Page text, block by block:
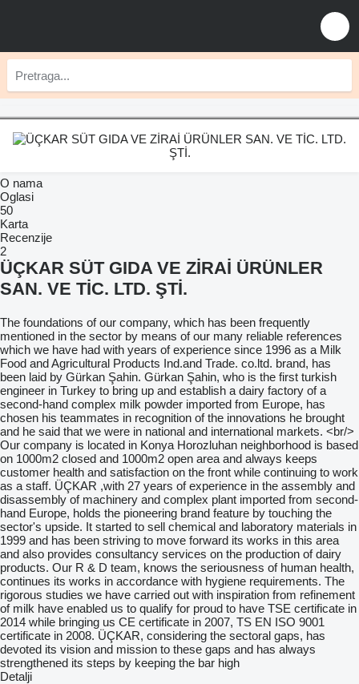
O nama
Oglasi
50
Karta
Recenzije
2
ÜÇKAR SÜT GIDA VE ZİRAİ ÜRÜNLER
SAN. VE TİC. LTD. ŞTİ.
The foundations of our company, which has been frequently
mentioned in the sector by means of our many reliable references
which we have had with years of experience since 1996 as a Milk
Food and Agricultural Products Ind.and Trade. co.ltd. brand, has
been laid by Gürkan Şahin. Gürkan Şahin, who is the first turkish
engineer in Turkey to bring up and establish a dairy factory of a
second-hand complex milk powder imported from Europe, has
chosen his teammates in recognition of the innovations he brought
and he said that we were in national and international markets. <br/>
Our company is located in Konya Horozluhan neighborhood is based
on 1000m2 closed and 1000m2 open area and always keeps
customer health and satisfaction on the front while continuing to work
as a staff. ÜÇKAR ,with 27 years of experience in the assembly and
disassembly of machinery and complex plant imported from second-
hand Europe, holds the pioneering brand feature by touching the
sector's upside. It started to sell chemical and laboratory materials in
1999 and has been striving to move forward its works in this area
and also provides consultancy services on the production of dairy
products. Our R & D team, knows the seriousness of human health,
continues its works in accordance with hygiene requirements. The
rigorous studies we have carried out with inspiration from refinement
of milk have enabled us to qualify for proud to have TSE certificate in
2014 while bringing us CE certificate in 2007, TS EN ISO 9001
certificate in 2008. ÜÇKAR, considering the sectoral gaps, has
devoted its vision and mission to these gaps and has always
strengthened its steps by keeping the bar high
Detalji